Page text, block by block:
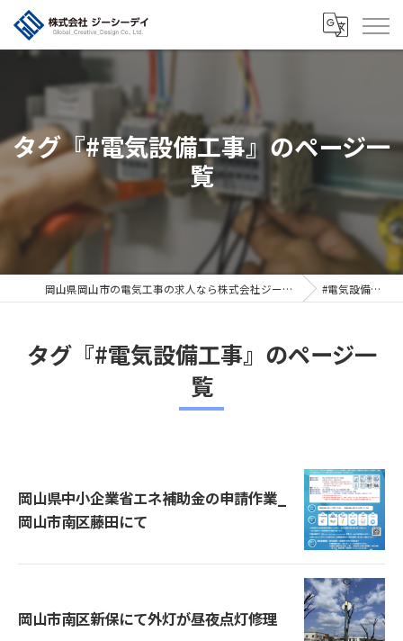
タグ『#電気設備工事』のページ一
覧
岡山県岡山市の電気工事の求人なら株式会社ジーシーデイ #電気設備工事
タグ『#電気設備工事』のページ一
覧
岡山県中小企業省エネ補助金の申請作業_
岡山市南区藤田にて
岡山市南区新保にて外灯が昼夜点灯修理